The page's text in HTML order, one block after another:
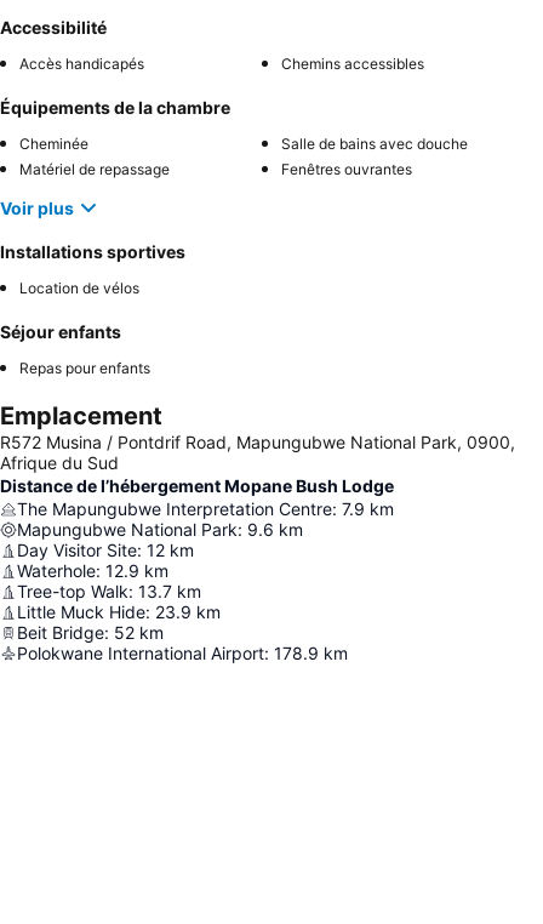
Accessibilité
Accès handicapés Chemins accessibles
Équipements de la chambre
Cheminée
Salle de bains avec douche
Matériel de repassage
Fenêtres ouvrantes
Voir plus
Installations sportives
Location de vélos
Séjour enfants
Repas pour enfants
Emplacement
R572 Musina / Pontdrif Road, Mapungubwe National Park, 0900,
Afrique du Sud
Distance de l’hébergement Mopane Bush Lodge
The Mapungubwe Interpretation Centre: 7.9 km
Mapungubwe National Park: 9.6 km
Day Visitor Site: 12 km
Waterhole: 12.9 km
Tree-top Walk: 13.7 km
Little Muck Hide: 23.9 km
Beit Bridge: 52 km
Polokwane International Airport: 178.9 km